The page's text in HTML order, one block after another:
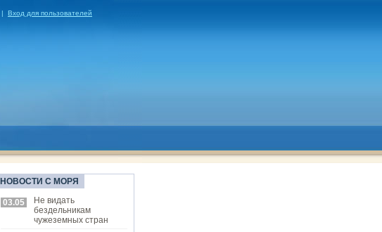
| Вход для пользователей
НОВОСТИ С МОРЯ
03.05
Не видать
бездельникам
чужеземных стран